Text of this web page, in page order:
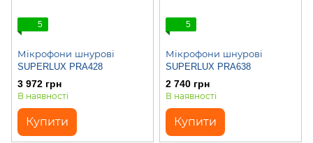
5
Мікрофони шнурові
SUPERLUX PRA428
3 972 грн
В наявності
Купити
5
Мікрофони шнурові
SUPERLUX PRA638
2 740 грн
В наявності
Купити